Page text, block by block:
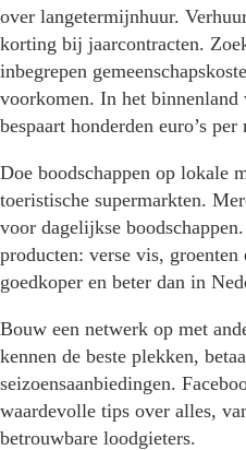
over langetermijnhuur.
korting bij jaarcontracten.
inbegrepen
voorkomen. In het binnenland
bespaart honderden euro’s per
Doe boodschappen op lokale
toeristische supermarkten.
voor dagelijkse
producten: verse vis,
goedkoper en beter dan in
Bouw een netwerk op met
kennen de beste plekken,
seizoensaanbiedingen.
waardevolle tips over alles,
betrouwbare loodgieters.